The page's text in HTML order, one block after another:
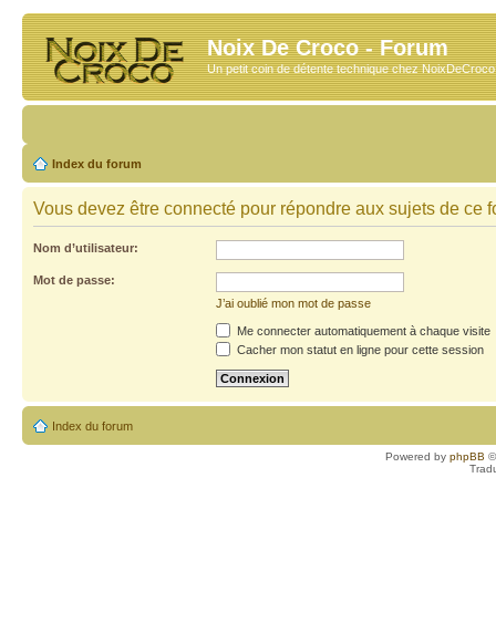
Noix De Croco - Forum
Un petit coin de détente technique chez
Index du forum
Vous devez être connecté pour répondre aux sujets de ce
Nom d’utilisateur:
Mot de passe:
J’ai oublié mon mot de passe
Me connecter automatiquement à chaque visite
Cacher mon statut en ligne pour cette session
Index du forum
Powered by phpBB